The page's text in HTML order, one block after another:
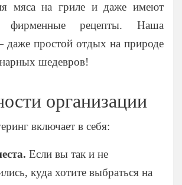
мяса на гриле и даже имеют
фирменные рецепты. Наша
простой отдых на природе
шедевров!
организации
включает в себя:
Если вы так и не
куда хотите выбраться на